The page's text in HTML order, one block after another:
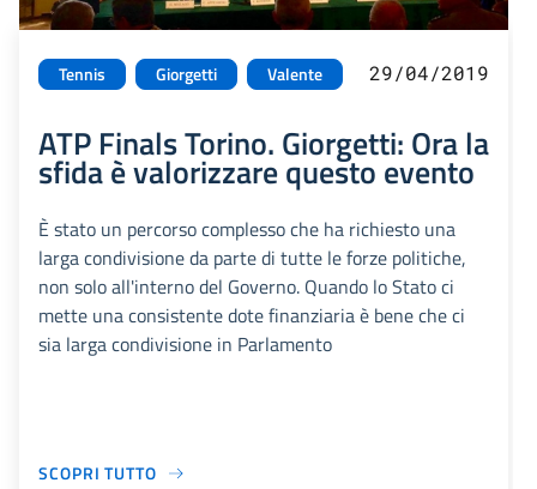
Tennis Giorgetti Valente 29/04/2019
ATP Finals Torino. Giorgetti: Ora la
sfida è valorizzare questo evento
È stato un percorso complesso che ha richiesto una
larga condivisione da parte di tutte le forze politiche,
non solo all'interno del Governo. Quando lo Stato ci
mette una consistente dote finanziaria è bene che ci
sia larga condivisione in Parlamento
SCOPRI TUTTO